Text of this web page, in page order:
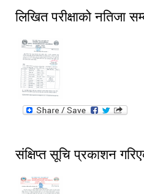
लिखित परीक्षाको नतिजा
संक्षिप्त सूचि प्रकाशन